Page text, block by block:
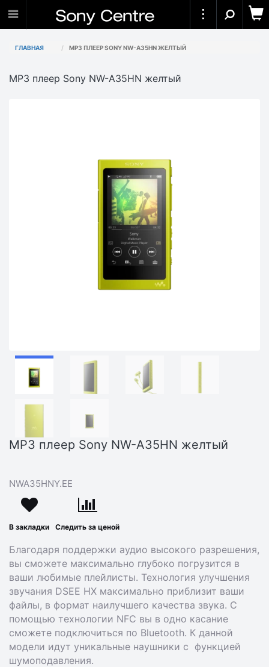
ГЛАВНАЯ MP3 ПЛЕЕР SONY NW-A35HN ЖЕЛТЫЙ
MP3 плеер Sony NW-A35HN желтый
MP3 плеер Sony NW-A35HN желтый
NWA35HNY.EE
В закладки Следить за ценой
Благодаря поддержки аудио высокого разрешения,
вы сможете максимально глубоко погрузится в
ваши любимые плейлисты. Технология улучшения
звучания DSEE HX максимально приблизит ваши
файлы, в формат наилучшего качества звука. С
помощью технологии NFC вы в одно касание
сможете подключиться по Bluetooth. К данной
модели идут уникальные наушники с функцией
шумоподавления.